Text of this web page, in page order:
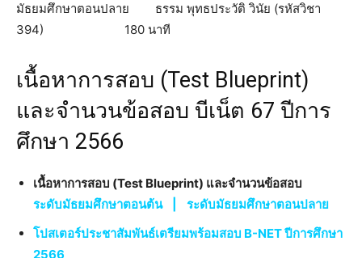
มัธยมศึกษาตอนปลาย ธรรม พุทธประวัติ วินัย (รหัสวิชา
394) 180 นาที
เนื้อหาการสอบ (Test Blueprint)
และจำนวนข้อสอบ บีเน็ต 67 ปีการ
ศึกษา 2566
เนื้อหาการสอบ (Test Blueprint) และจำนวนข้อสอบ
ระดับมัธยมศึกษาตอนต้น| ระดับมัธยมศึกษาตอนปลาย
โปสเตอร์ประชาสัมพันธ์เตรียมพร้อมสอบ B-NET ปีการศึกษา
2566